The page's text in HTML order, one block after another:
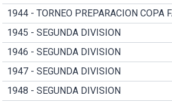
1944 - TORNEO PREPARACION COPA
1945 - SEGUNDA DIVISION
1946 - SEGUNDA DIVISION
1947 - SEGUNDA DIVISION
1948 - SEGUNDA DIVISION